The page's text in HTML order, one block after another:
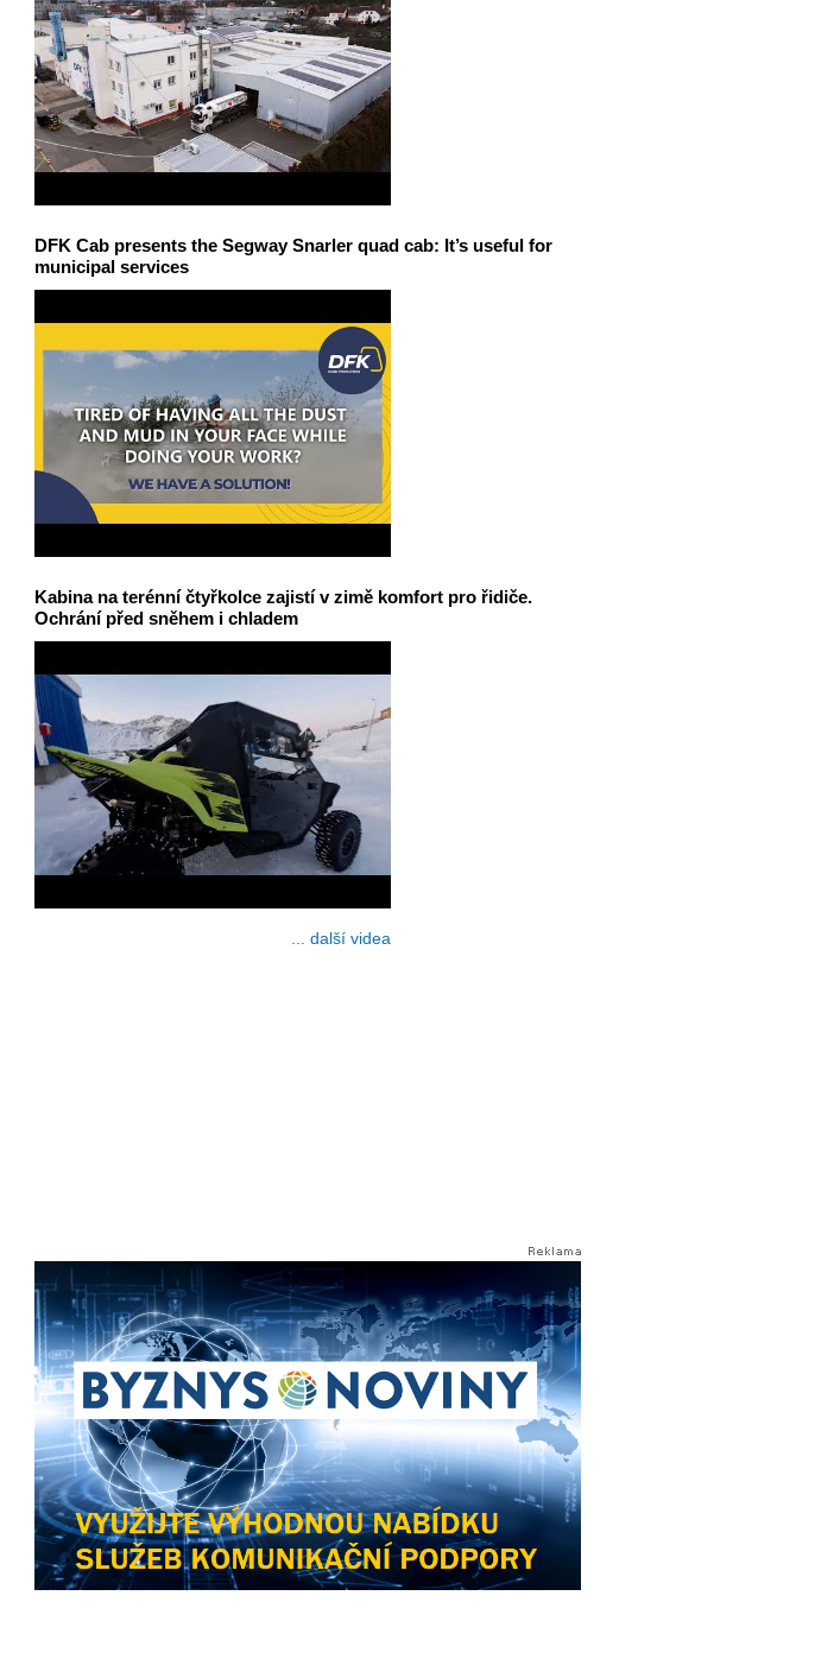
DFK Cab presents the Segway Snarler quad cab: It’s useful for
municipal services
Kabina na terénní čtyřkolce zajistí v zimě komfort pro řidiče.
Ochrání před sněhem i chladem
... další videa